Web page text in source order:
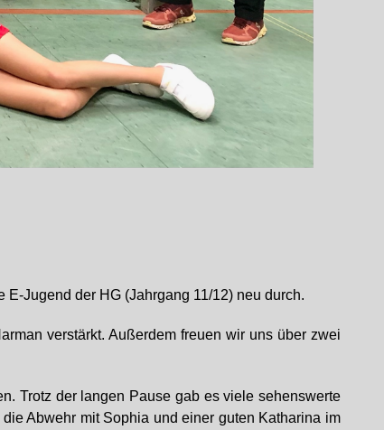
Jugend der HG (Jahrgang 11/12) neu durch.
verstärkt. Außerdem freuen wir uns über zwei
Trotz der langen Pause gab es viele sehenswerte
Abwehr mit Sophia und einer guten Katharina im